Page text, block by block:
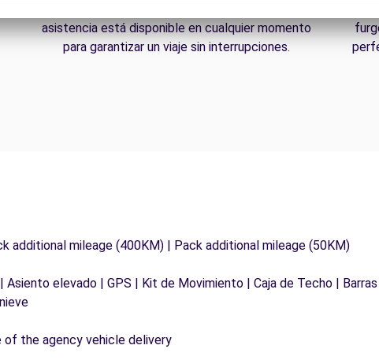
asistencia está disponible en cualquier momento
para garantizar un viaje sin interrupciones.
additional mileage (400KM) | Pack additional mileage (50KM)
elevado | GPS | Kit de Movimiento | Caja de Techo |
the agency vehicle delivery